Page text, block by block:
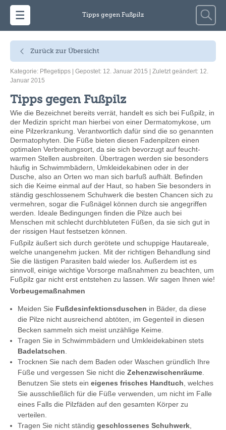
Tipps gegen Fußpilz
Suche
nach:
Zurück zur Übersicht
Kategorie: Pflegetipps | Gepostet: 12. Januar 2015 | Zuletzt geändert: 12.
Januar 2015
Tipps gegen Fußpilz
Wie die Bezeichnet bereits verrät, handelt es sich bei Fußpilz, in
der Medizin spricht man hierbei von einer Dermatomykose, um
eine Pilzerkrankung. Verantwortlich dafür sind die so genannten
Dermatophyten. Die Füße bieten diesen Fadenpilzen einen
optimalen Verbreitungsort, da sie sich bevorzugt auf feucht-
warmen Stellen ausbreiten. Übertragen werden sie besonders
häufig in Schwimmbädern, Umkleidekabinen oder in der
Dusche, also an Orten wo man sich barfuß aufhält. Befinden
sich die Keime einmal auf der Haut, so haben Sie besonders in
ständig geschlossenem Schuhwerk die besten Chancen sich zu
vermehren, sogar die Fußnägel können durch sie angegriffen
werden. Ideale Bedingungen finden die Pilze auch bei
Menschen mit schlecht durchbluteten Füßen, da sie sich gut in
der rissigen Haut festsetzen können.
Fußpilz äußert sich durch gerötete und schuppige Hautareale,
welche unangenehm jucken. Mit der richtigen Behandlung sind
Sie die lästigen Parasiten bald wieder los. Außerdem ist es
sinnvoll, einige wichtige Vorsorge maßnahmen zu beachten, um
Fußpilz gar nicht erst entstehen zu lassen. Wir sagen Ihnen wie!
Vorbeugemaßnahmen
Meiden Sie Fußdesinfektionsduschen in Bäder, da diese
die Pilze nicht ausreichend abtöten, im Gegenteil in diesen
Becken sammeln sich meist unzählige Keime.
Tragen Sie in Schwimmbädern und Umkleidekabinen stets
Badelatschen
Trocknen Sie nach dem Baden oder Waschen gründlich Ihre
Füße und vergessen Sie nicht die Zehenzwischenräume
Benutzen Sie stets ein eigenes frisches Handtuch , welches
Sie ausschließlich für die Füße verwenden, um nicht im Falle
eines Falls die Pilzfäden auf den gesamten Körper zu
verteilen.
Tragen Sie nicht ständig geschlossenes Schuhwerk